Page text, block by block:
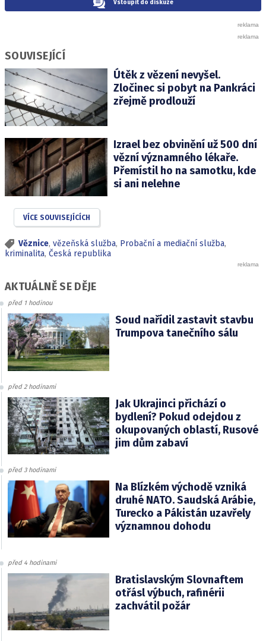
Vstoupit do diskuze
SOUVISEJÍCÍ
Útěk z vězení nevyšel.
Zločinec si pobyt na Pankráci
zřejmě prodlouží
Izrael bez obvinění už 500 dní
vězní významného lékaře.
Přemístil ho na samotku, kde
si ani nelehne
VÍCE SOUVISEJÍCÍCH
Věznice, vězeňská služba, Probační a mediační služba,
kriminalita, Česká republika
AKTUÁLNĚ SE DĚJE
před 1 hodinou
Soud nařídil zastavit stavbu
Trumpova tanečního sálu
před 2 hodinami
Jak Ukrajinci přichází o
bydlení? Pokud odejdou z
okupovaných oblastí, Rusové
jim dům zabaví
před 3 hodinami
Na Blízkém východě vzniká
druhé NATO. Saudská Arábie,
Turecko a Pákistán uzavřely
významnou dohodu
před 4 hodinami
Bratislavským Slovnaftem
otřásl výbuch, rafinérii
zachvátil požár